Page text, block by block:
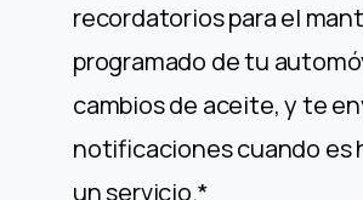
recordatorios para el
programado de tu
cambios de aceite, y te
notificaciones cuando es
un servicio.*